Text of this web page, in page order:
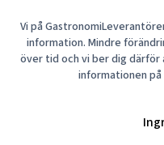
Vi på
information. Mindre
över tid och vi ber dig
informationen